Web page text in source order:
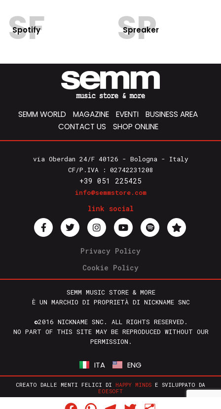
SF
Spotify SP
Spreaker
SEMM WORLD MAGAZINE EVENTI
BUSINESS AREA
CONTACT US
SHOP ONLINE
via Oberdan 24/F 40126 - Bologna - Italy
CF/P.IVA : 02742231208
+39 051 225425
info@semmstore.com
link social
Privacy Policy
Cookie Policy
SEMM MUSIC STORE & MORE
È UN MARCHIO DI PROPRIETÀ DI NICKNAME SNC
©2016 NICKNAME SNC. ALL RIGHTS RESERVED.
NO PART OF THIS SITE MAY BE REPRODUCED WITHOUT OUR
PERMISSION.
ITA ENG
CREATO DALLE MENTI FELICI DI HAPPY MINDS E SVILUPPATO DA
EOESOFT
FacebookWhatsAppTelegram
Twitter